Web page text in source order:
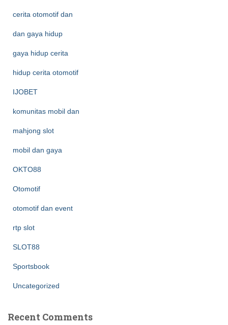
cerita otomotif dan
dan gaya hidup
gaya hidup cerita
hidup cerita otomotif
IJOBET
komunitas mobil dan
mahjong slot
mobil dan gaya
OKTO88
Otomotif
otomotif dan event
rtp slot
SLOT88
Sportsbook
Uncategorized
Recent Comments